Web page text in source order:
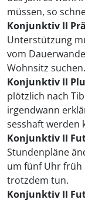
müssen, so
Konjunktiv II
Unterstützung
vom
Wohnsitz suchen.
Konjunktiv II
plötzlich nach
irgendwann
sesshaft werden
Konjunktiv II
Stundenpläne
um fünf Uhr
trotzdem tun.
Konjunktiv II